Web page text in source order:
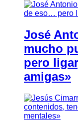
José
mucho
pero
amigas»